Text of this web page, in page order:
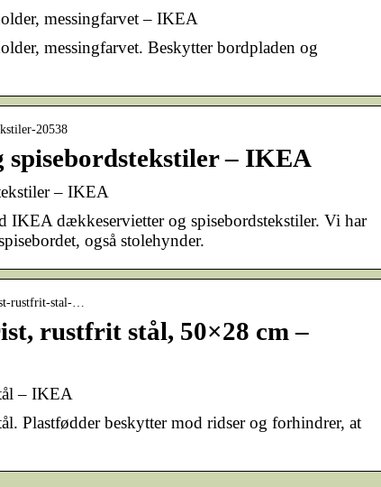
messingfarvet – IKEA
messingfarvet. Beskytter bordpladen og
20538
– IKEA
– IKEA
IKEA dækkeservietter og spisebordstekstiler. Vi har
også stolehynder.
rustfrit-stal-…
rustfrit stål, 50×28 cm –
– IKEA
Plastfødder beskytter mod ridser og forhindrer, at